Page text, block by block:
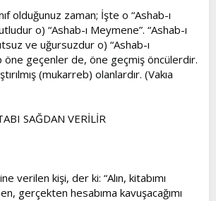
olduğunuz zaman; İşte o “Ashab-ı
o) “Ashab-ı Meymene”. “Ashab-ı
ve uğursuzdur o) “Ashab-ı
öne geçenler de, öne geçmiş öncülerdir.
(mukarreb) olanlardır. (Vakıa
SAĞDAN VERİLİR
verilen kişi, der ki: “Alın, kitabımı
gerçekten hesabıma kavuşacağımı